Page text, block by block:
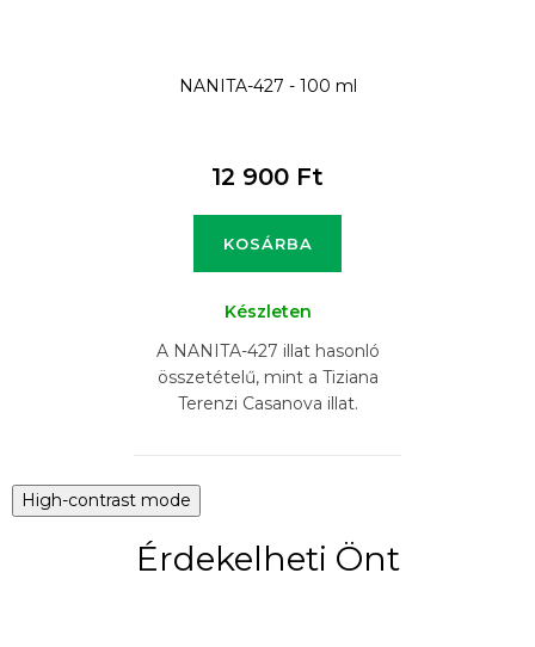
NANITA-427 - 100 ml
12 900 Ft
KOSÁRBA
Készleten
A NANITA-427 illat hasonló
összetételű, mint a Tiziana
Terenzi Casanova illat.
High-contrast mode
Érdekelheti Önt